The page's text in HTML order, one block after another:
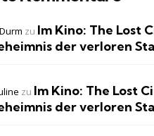
zu Im Kino: The Lost
der verloren
zu Im Kino: The Lost
der verloren